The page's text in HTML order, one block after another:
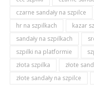
czarne sandały na szpilce
hr na szpilkach
kazar
sandały na szpilkach
szpilki na platformie
złota szpilka
złote
złote sandały na szpilce